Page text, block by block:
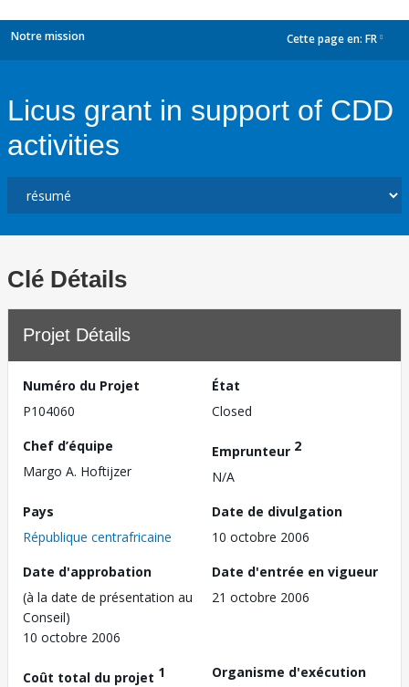
Notre mission Cette page en: FR
Licus grant in support of CDD
activities
Clé Détails
Projet Détails
Numéro du Projet
P104060
État
Closed
Chef d’équipe
Margo A. Hoftijzer
Emprunteur 2
N/A
Pays
République centrafricaine
Date de divulgation
10 octobre 2006
Date d'approbation
(à la date de présentation au
Conseil)
10 octobre 2006
Date d'entrée en vigueur
21 octobre 2006
Coût total du projet 1
Organisme d'exécution